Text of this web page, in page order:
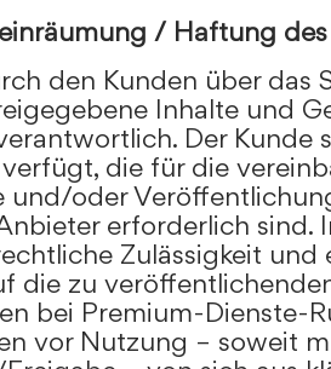
/ Haftung des
den Kunden über das
Inhalte und
Der Kunde
die für die
und/oder
erforderlich sind.
Zulässigkeit
die zu
bei Premium-Dienste-
vor Nutzung – soweit